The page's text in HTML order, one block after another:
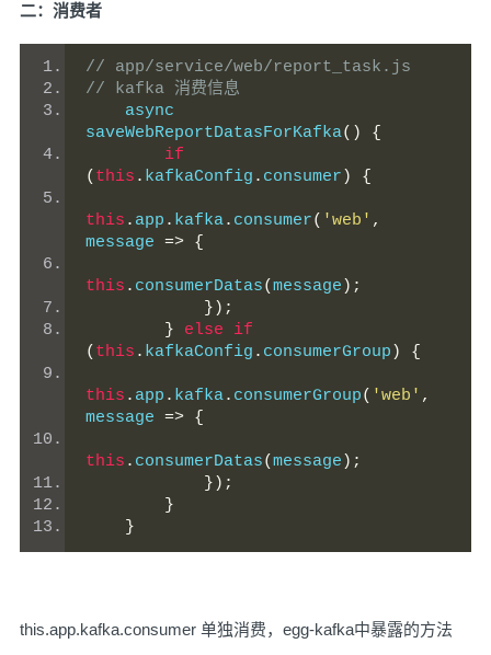
二：消费者
// app/service/web/report_task.js
// kafka 消费信息
saveWebReportDatasForKafka()
{
if
( this . kafkaConfig . consumer ) {
this . app . kafka. consumer( 'web' ,
message => {
this . consumerDatas(message );
});
}
else
if
( this . kafkaConfig . consumerGroup ) {
this . app . kafka. consumerGroup( 'web' ,
message => {
this . consumerDatas(message );
});
}
}
this.app.kafka.consumer 单独消费，egg-kafka中暴露的方法